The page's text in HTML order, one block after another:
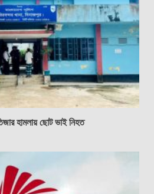
হামলায় ছোট ভাই নিহত